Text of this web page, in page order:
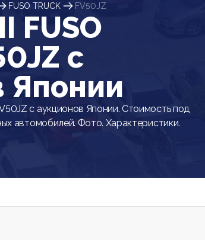
FUSO TRUCK FV50JZ
FUSO
c
Японии
с аукционов Японии. Стоимость под
автомобилей. Фото. Характеристики.